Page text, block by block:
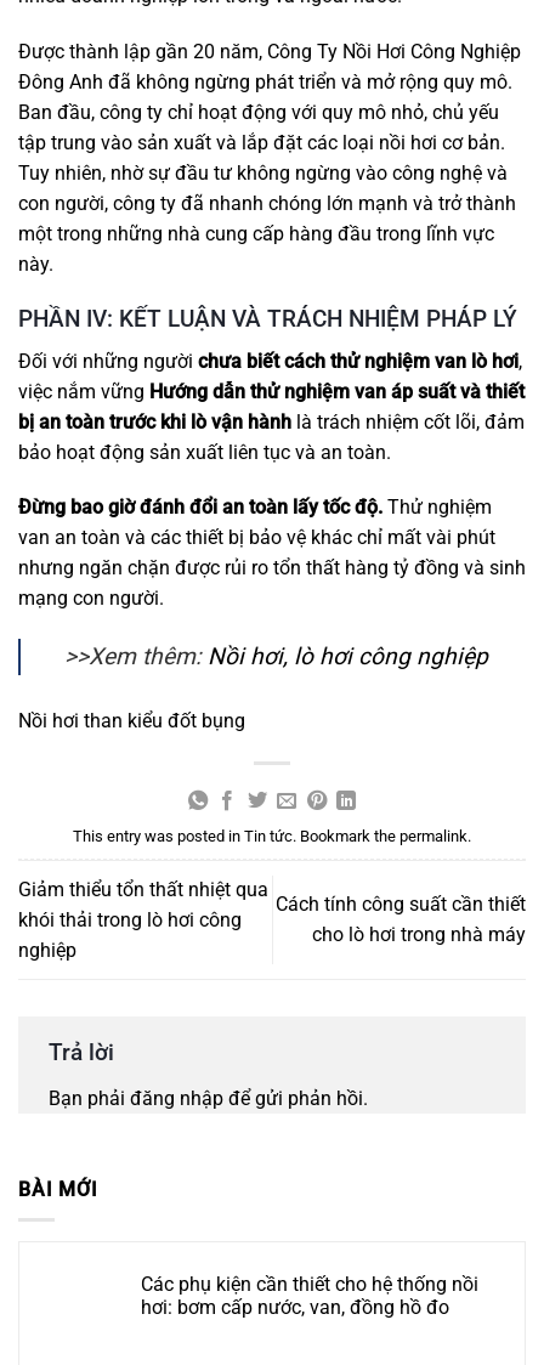
Được thành lập gần 20 năm, Công Ty Nồi Hơi Công Nghiệp
Đông Anh đã không ngừng phát triển và mở rộng quy mô.
Ban đầu, công ty chỉ hoạt động với quy mô nhỏ, chủ yếu
tập trung vào sản xuất và lắp đặt các loại nồi hơi cơ bản.
Tuy nhiên, nhờ sự đầu tư không ngừng vào công nghệ và
con người, công ty đã nhanh chóng lớn mạnh và trở thành
một trong những nhà cung cấp hàng đầu trong lĩnh vực
này.
PHẦN IV: KẾT LUẬN VÀ TRÁCH NHIỆM PHÁP LÝ
Đối với những người chưa biết cách thử nghiệm van lò hơi,
việc nắm vững Hướng dẫn thử nghiệm van áp suất và thiết
bị an toàn trước khi lò vận hành là trách nhiệm cốt lõi, đảm
bảo hoạt động sản xuất liên tục và an toàn.
Đừng bao giờ đánh đổi an toàn lấy tốc độ. Thử nghiệm
van an toàn và các thiết bị bảo vệ khác chỉ mất vài phút
nhưng ngăn chặn được rủi ro tổn thất hàng tỷ đồng và sinh
mạng con người.
>>Xem thêm: Nồi hơi, lò hơi công nghiệp
Nồi hơi than kiểu đốt bụng
This entry was posted in Tin tức. Bookmark the permalink.
Giảm thiểu tổn thất nhiệt qua
khói thải trong lò hơi công
nghiệp
Cách tính công suất cần thiết
cho lò hơi trong nhà máy
Trả lời
Bạn phải đăng nhập để gửi phản hồi.
BÀI MỚI
Các phụ kiện cần thiết cho hệ thống nồi
hơi: bơm cấp nước, van, đồng hồ đo